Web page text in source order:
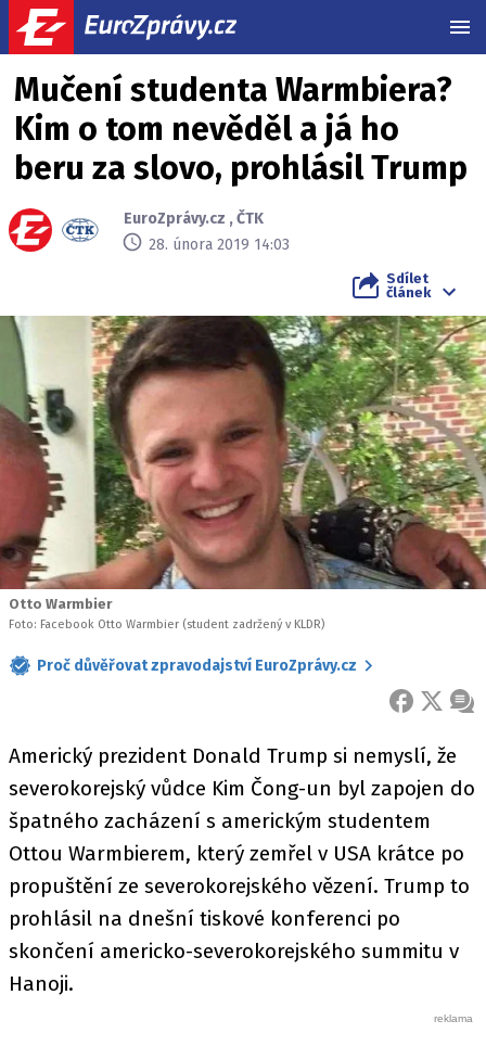
Mučení studenta Warmbiera?
Kim o tom nevěděl a já ho
beru za slovo, prohlásil Trump
EuroZprávy.cz ,ČTK
28. února 2019 14:03
Sdílet
článek
Otto Warmbier
Foto: Facebook Otto Warmbier (student zadržený v KLDR)
Proč důvěřovat zpravodajství EuroZprávy.cz
FACEBOOK
X
Americký prezident Donald Trump si nemyslí, že
severokorejský vůdce Kim Čong-un byl zapojen do
špatného zacházení s americkým studentem
Ottou Warmbierem, který zemřel v USA krátce po
propuštění ze severokorejského vězení. Trump to
prohlásil na dnešní tiskové konferenci po
skončení americko-severokorejského summitu v
Hanoji.